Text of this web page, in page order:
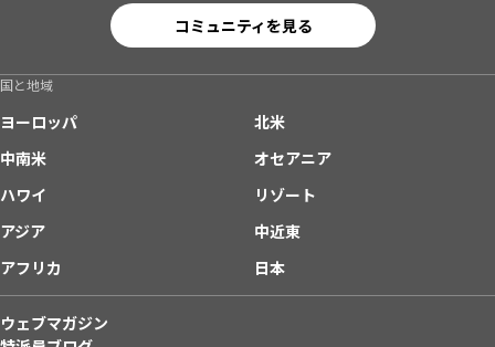
コミュニティを見る
国と地域
ヨーロッパ
北米
中南米
オセアニア
ハワイ
リゾート
アジア
中近東
アフリカ
日本
ウェブマガジン